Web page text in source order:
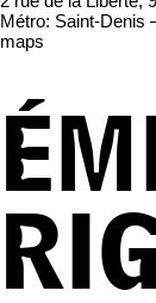
Métro: Saint-Denis
maps